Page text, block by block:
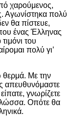
χαρούμενος,
Αγωνίστηκα πολύ
θα πίστευε,
ένας Έλληνας
του
πολύ γι’
θερμά. Με την
απευθυνόμαστε
γνωρίζετε
Οπότε θα